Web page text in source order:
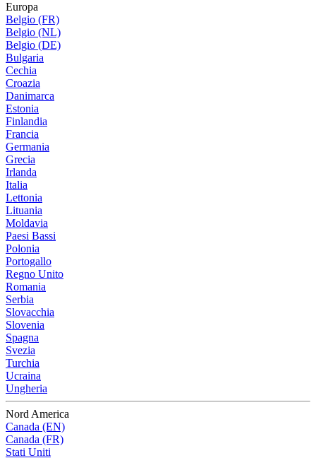
Europa
Belgio (FR)
Belgio (NL)
Belgio (DE)
Bulgaria
Cechia
Croazia
Danimarca
Estonia
Finlandia
Francia
Germania
Grecia
Irlanda
Italia
Lettonia
Lituania
Moldavia
Paesi Bassi
Polonia
Portogallo
Regno Unito
Romania
Serbia
Slovacchia
Slovenia
Spagna
Svezia
Turchia
Ucraina
Ungheria
Nord America
Canada (EN)
Canada (FR)
Stati Uniti